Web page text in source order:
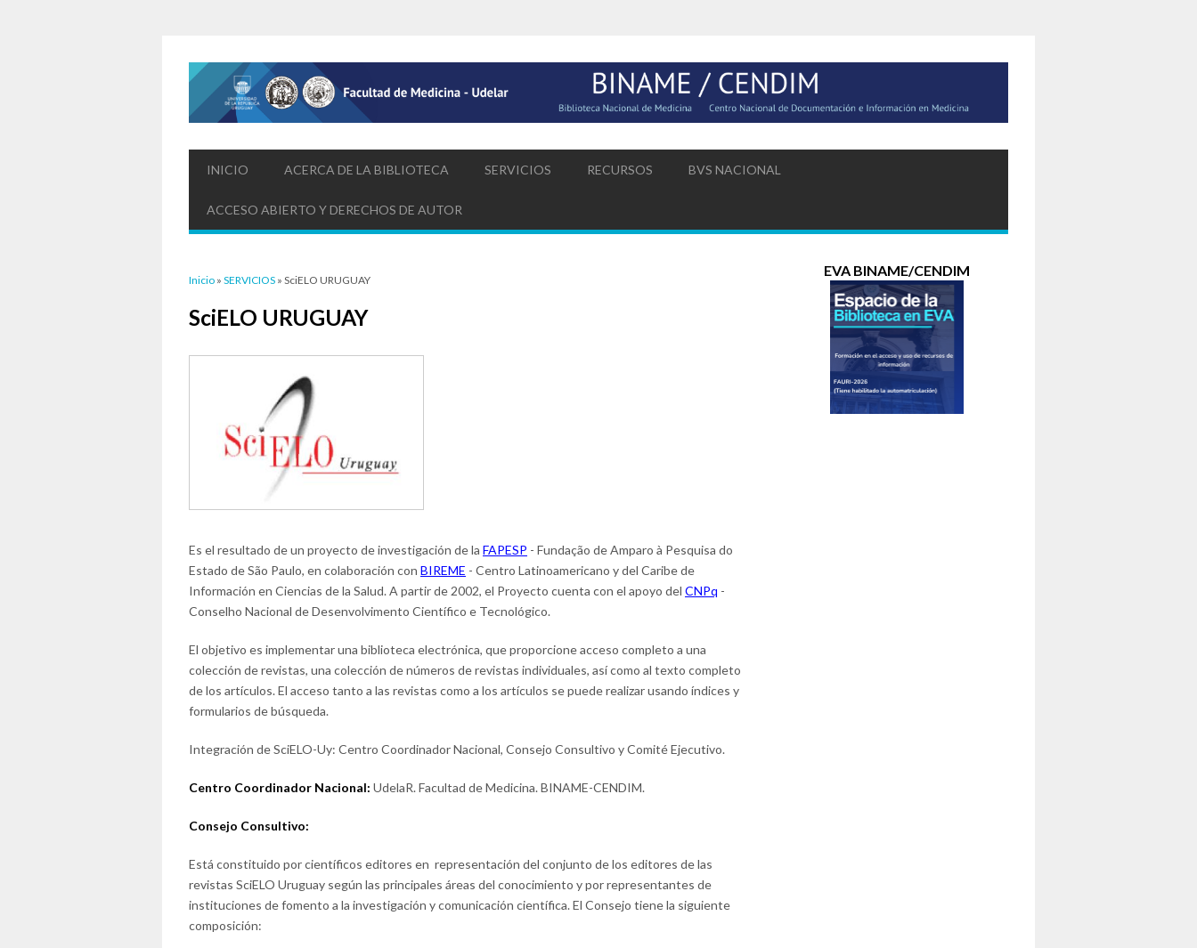
INICIO ACERCA DE LA BIBLIOTECA SERVICIOS RECURSOS BVS NACIONAL
ACCESO ABIERTO Y DERECHOS DE AUTOR
Usted está aquí
Inicio » SERVICIOS » SciELO URUGUAY
SciELO URUGUAY
Es el resultado de un proyecto de investigación de la FAPESP - Fundação de Amparo à Pesquisa do
Estado de São Paulo, en colaboración con BIREME - Centro Latinoamericano y del Caribe de
Información en Ciencias de la Salud. A partir de 2002, el Proyecto cuenta con el apoyo del CNPq -
Conselho Nacional de Desenvolvimento Científico e Tecnológico.
El objetivo es implementar una biblioteca electrónica, que proporcione acceso completo a una
colección de revistas, una colección de números de revistas individuales, así como al texto completo
de los artículos. El acceso tanto a las revistas como a los artículos se puede realizar usando índices y
formularios de búsqueda.
Integración de SciELO-Uy: Centro Coordinador Nacional, Consejo Consultivo y Comité Ejecutivo.
Centro Coordinador Nacional: UdelaR. Facultad de Medicina. BINAME-CENDIM.
Consejo Consultivo:
Está constituido por científicos editores en representación del conjunto de los editores de las
revistas SciELO Uruguay según las principales áreas del conocimiento y por representantes de
instituciones de fomento a la investigación y comunicación científica. El Consejo tiene la siguiente
composición:
EVA BINAME/CENDIM